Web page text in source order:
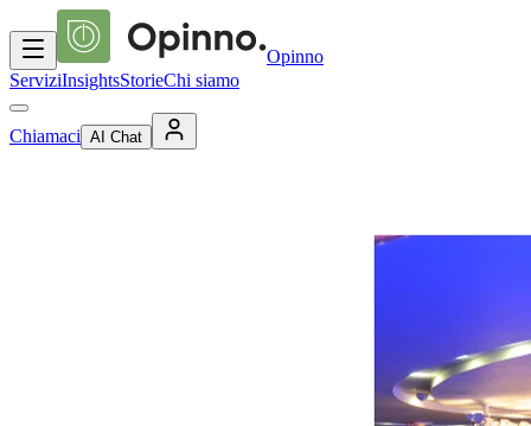
Opinno
ServiziInsightsStorieChi siamo
Chiamaci AI Chat